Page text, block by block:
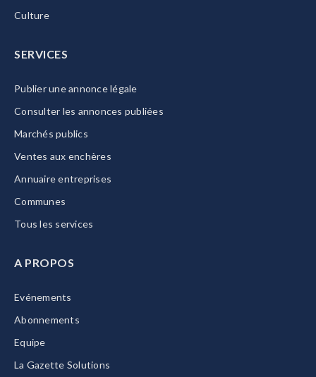
Culture
SERVICES
Publier une annonce légale
Consulter les annonces publiées
Marchés publics
Ventes aux enchères
Annuaire entreprises
Communes
Tous les services
A PROPOS
Evénements
Abonnements
Equipe
La Gazette Solutions